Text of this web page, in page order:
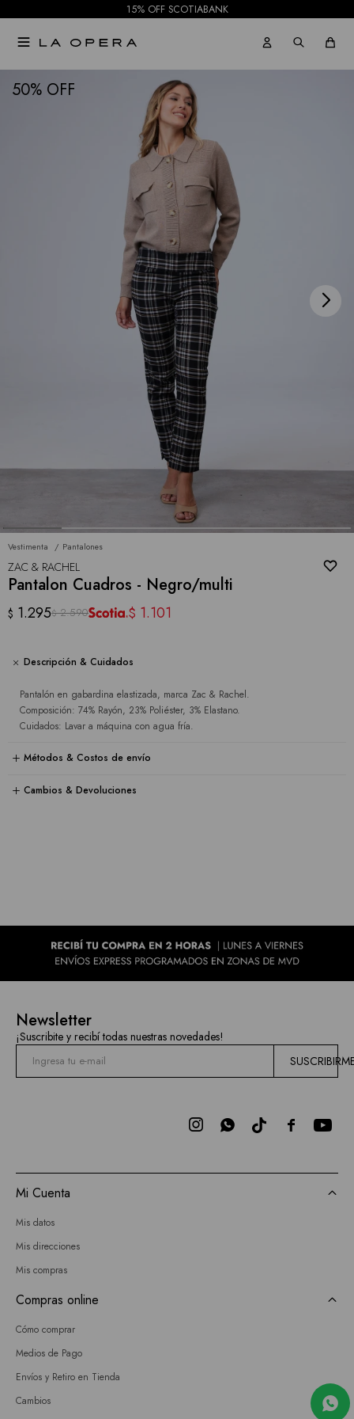
15% OFF SCOTIABANK

50
Vestimenta Pantalones
ZAC & RACHEL
Pantalon Cuadros - Negro/multi
$ 1.295$ 2.590 $ 1.101
Descripción & Cuidados
Pantalón en gabardina elastizada, marca Zac & Rachel.
Composición: 74% Rayón, 23% Poliéster, 3% Elastano.
Cuidados: Lavar a máquina con agua fría.
Métodos & Costos de envío
Cambios & Devoluciones
NOTIFICARME
Newsletter
¡Suscribite y recibí todas nuestras novedades!

 
Mi Cuenta
Mis datos
Mis direcciones
Mis compras
Compras online
Cómo comprar
Medios de Pago
Envíos y Retiro en Tienda
Cambios